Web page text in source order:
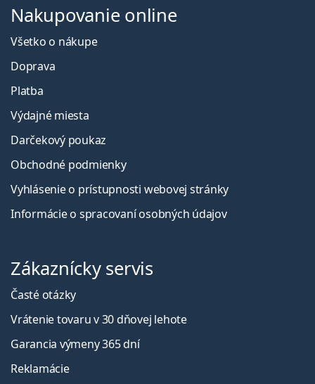
Nakupovanie online
Všetko o nákupe
Doprava
Platba
Výdajné miesta
Darčekový poukaz
Obchodné podmienky
Vyhlásenie o prístupnosti webovej stránky
Informácie o spracovaní osobných údajov
Zákaznícky servis
Časté otázky
Vrátenie tovaru v 30 dňovej lehote
Garancia výmeny 365 dní
Reklamácie